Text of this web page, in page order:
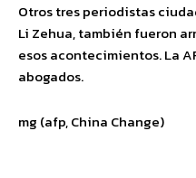
Otros tres periodistas
Li Zehua, también fueron
esos acontecimientos. La
abogados.
mg (afp, China Change)